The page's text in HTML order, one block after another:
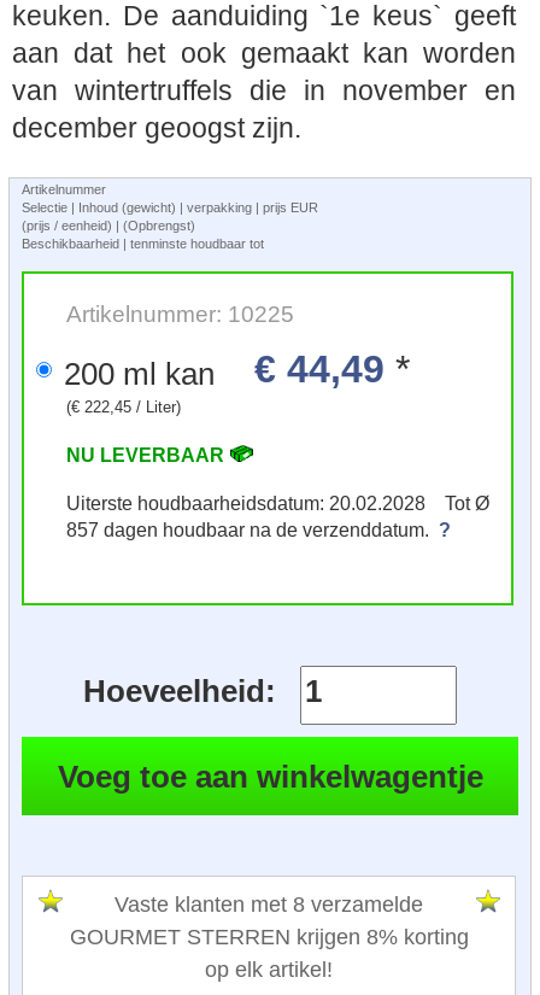
keuken. De aanduiding `1e keus` geeft
aan dat het ook gemaakt kan worden
van wintertruffels die in november en
december geoogst zijn.
Artikelnummer
Selectie | Inhoud (gewicht) | verpakking | prijs EUR
(prijs / eenheid) | (Opbrengst)
Beschikbaarheid | tenminste houdbaar tot
Artikelnummer: 10225
200 ml kan € 44,49 *
(€ 222,45 / Liter)
NU LEVERBAAR
Uiterste houdbaarheidsdatum: 20.02.2028 Tot Ø
857 dagen houdbaar na de verzenddatum. ?
Hoeveelheid:
Vaste klanten met 8 verzamelde
GOURMET STERREN krijgen 8% korting
op elk artikel!